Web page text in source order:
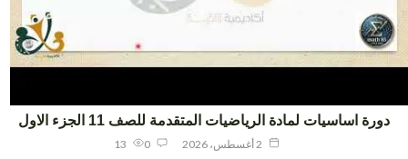
اساسيات لمادة الرياضيات المتقدمة للصف 11 الجزء الاول
13